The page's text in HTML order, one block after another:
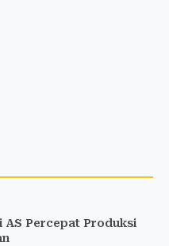
Percepat Produksi